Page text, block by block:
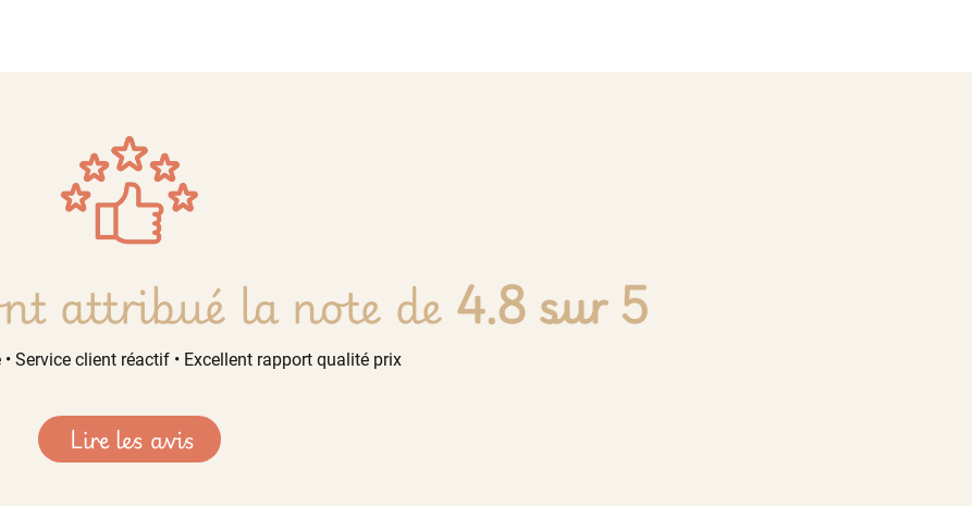
attribué la note de 4.8 sur 5
Service client réactif • Excellent rapport qualité prix
Lire les avis